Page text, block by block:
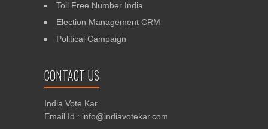
Toll Free Number India
Election Management CRM
Political Campaign
CONTACT US
India Vote Kar
Email Id : info@indiavotekar.com